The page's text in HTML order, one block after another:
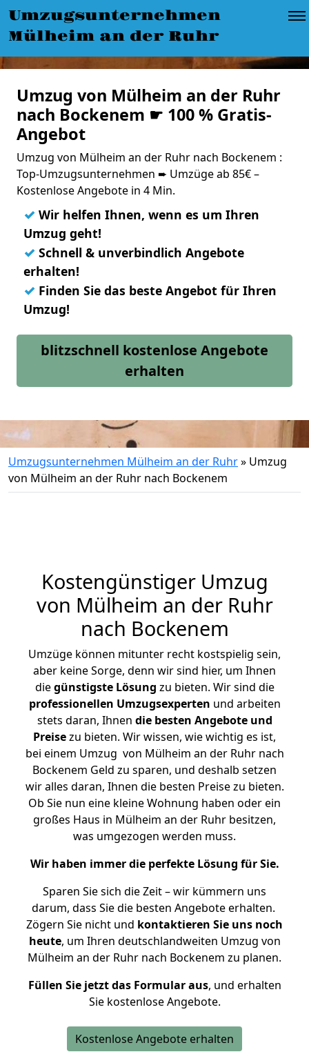
Umzugsunternehmen
Mülheim an der Ruhr
Umzug von Mülheim an der Ruhr
nach Bockenem ☛ 100 % Gratis-
Angebot
Umzug von Mülheim an der Ruhr nach Bockenem :
Top-Umzugsunternehmen ➨ Umzüge ab 85€ –
Kostenlose Angebote in 4 Min.
✓ Wir helfen Ihnen, wenn es um Ihren
Umzug geht!
✓ Schnell & unverbindlich Angebote
erhalten!
✓ Finden Sie das beste Angebot für Ihren
Umzug!
blitzschnell kostenlose Angebote
erhalten
Umzugsunternehmen Mülheim an der Ruhr» Umzug
von Mülheim an der Ruhr nach Bockenem
Kostengünstiger Umzug
von Mülheim an der Ruhr
nach Bockenem
Umzüge können mitunter recht kostspielig sein,
aber keine Sorge, denn wir sind hier, um Ihnen
diegünstigste Lösung zu bieten. Wir sind die
professionellen Umzugsexperten und arbeiten
stets daran, Ihnen die besten Angebote und
Preisezu bieten. Wir wissen, wie wichtig es ist,
bei einem Umzug von Mülheim an der Ruhr nach
Bockenem Geld zu sparen, und deshalb setzen
wir alles daran, Ihnen die besten Preise zu bieten.
Ob Sie nun eine kleine Wohnung haben oder ein
großes Haus in Mülheim an der Ruhr besitzen,
was umgezogen werden muss.
Wir haben immer die perfekte Lösung für Sie.
Sparen Sie sich die Zeit – wir kümmern uns
darum, dass Sie die besten Angebote erhalten.
Zögern Sie nicht und kontaktieren Sie uns noch
heute, um Ihren deutschlandweiten Umzug von
Mülheim an der Ruhr nach Bockenem zu planen.
Füllen Sie jetzt das Formular aus, und erhalten
Sie kostenlose Angebote.
Kostenlose Angebote erhalten